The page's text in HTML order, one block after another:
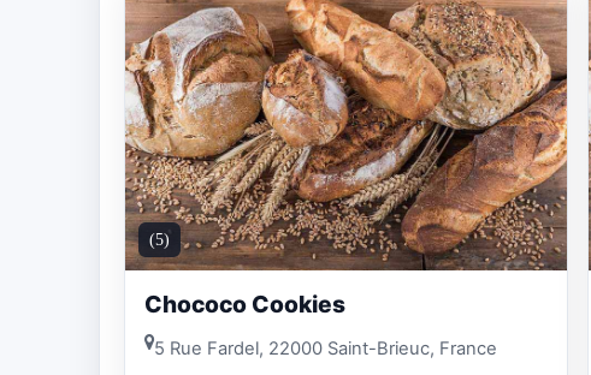
(5)
Chococo Cookies
5 Rue Fardel, 22000 Saint-Brieuc, France